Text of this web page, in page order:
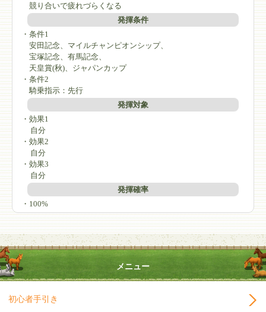
競り合いで疲れづらくなる
発揮条件
・条件1
安田記念、マイルチャンピオンシップ、
宝塚記念、有馬記念、
天皇賞(秋)、ジャパンカップ
・条件2
騎乗指示：先行
発揮対象
・効果1
自分
・効果2
自分
・効果3
自分
発揮確率
・100%
メニュー
初心者手引き